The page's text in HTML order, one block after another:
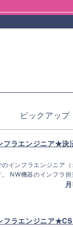
ピックアップ
フラエンジニア★決
のインフラエンジニア
。 NW機器のインフラ
フラエンジニア